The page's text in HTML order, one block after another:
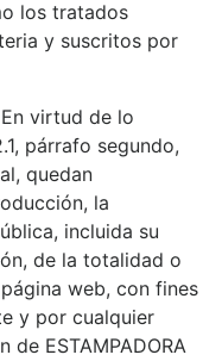
los tratados
y suscritos por
virtud de lo
párrafo segundo,
quedan
la
incluida su
de la totalidad o
web, con fines
y por cualquier
ESTAMPADORA